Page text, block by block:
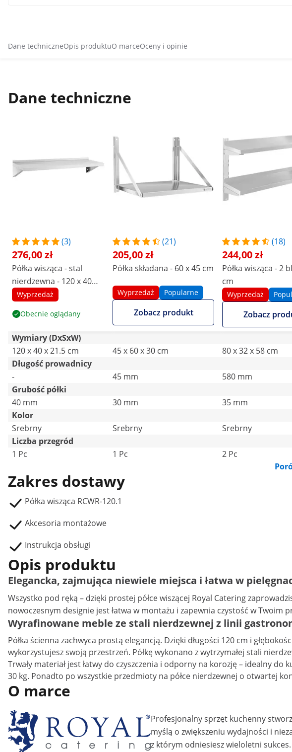
Dane techniczneOpis produktuO marceOceny i opinie
Dane techniczne
(3)
276,00 zł
Półka wisząca - stal
nierdzewna - 120 x 40
cm - do 30 kg - Royal
Wyprzedaż
Obecnie oglądany
(21)
205,00 zł
Półka składana - 60 x 45 cm
Wyprzedaż Popularne
Zobacz produkt
(18)
244,00 zł
Półka wisząca - 2
cm
Wyprzedaż
Zobacz
Wymiary (DxSxW)
120 x 40 x 21.5 cm
45 x 60 x 30 cm 80 x 32 x 58 cm
Długość prowadnicy
-
45 mm 580 mm
Grubość półki
40 mm
30 mm 35 mm
Kolor
Srebrny
Srebrny Srebrny
Liczba przegród
1 Pc
1 Pc 2 Pc
Zakres dostawy
Półka wisząca RCWR-120.1
Akcesoria montażowe
Instrukcja obsługi
Opis produktu
Elegancka, zajmująca niewiele miejsca i łatwa w
Wszystko pod ręką – dzięki prostej półce wiszącej Royal Catering
nowoczesnym designie jest łatwa w montażu i zapewnia czystość w Twoim
Wyrafinowane meble ze stali nierdzewnej z linii
Półka ścienna zachwyca prostą elegancją. Dzięki długości 120 cm i
wykorzystujesz swoją przestrzeń. Półkę wykonano z wytrzymałej stali
Trwały materiał jest łatwy do czyszczenia i odporny na korozję – idealny
30 kg. Ponadto po wszystkie przedmioty na półce nierdzewnej o otwartej
O marce
Profesjonalny sprzęt kuchenny
myślą o zwiększeniu wydajności i
z którym odniesiesz wieloletni sukces.